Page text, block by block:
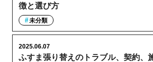
徴と選び方
未分類
ふすま張り替えのトラブル、契約、
2025.06.07